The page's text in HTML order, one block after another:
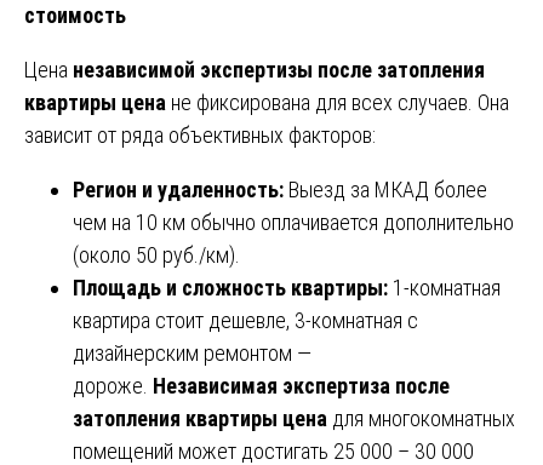
стоимость
Цена независимой экспертизы после затопления
квартиры цена не фиксирована для всех случаев. Она
зависит от ряда объективных факторов:
Регион и удаленность: Выезд за МКАД более
чем на 10 км обычно оплачивается дополнительно
(около 50 руб./км).
Площадь и сложность квартиры: 1-комнатная
квартира стоит дешевле, 3-комнатная с
дизайнерским ремонтом —
дороже. Независимая экспертиза после
затопления квартиры цена для многокомнатных
помещений может достигать 25 000 – 30 000